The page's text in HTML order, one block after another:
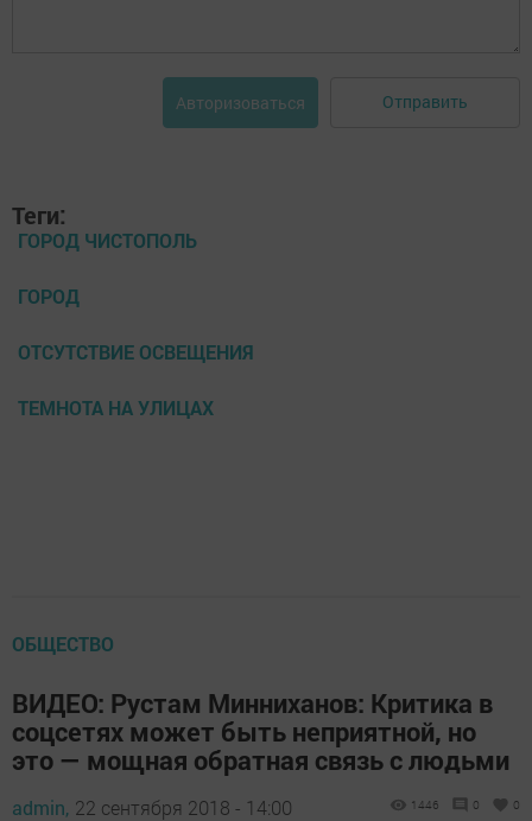
Авторизоваться Отправить
Теги:
ГОРОД ЧИСТОПОЛЬ
ГОРОД
ОТСУТСТВИЕ ОСВЕЩЕНИЯ
ТЕМНОТА НА УЛИЦАХ
ОБЩЕСТВО
ВИДЕО: Рустам Минниханов: Критика в
соцсетях может быть неприятной, но
это — мощная обратная связь с людьми
admin, 22 сентября 2018 - 14:00 1446 0 0